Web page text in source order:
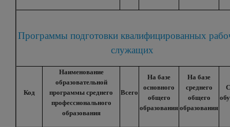
Программы подготовки квалифицированных
служащих
Код
Наименование
образовательной
программы среднего
профессионального
образования
Всего
На базе
основного
общего
образования
На базе
среднего
общего
образования